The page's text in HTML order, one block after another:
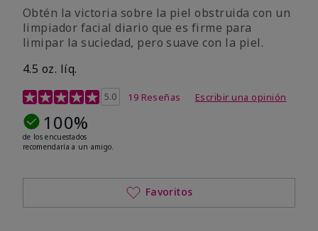
Obtén la victoria sobre la piel obstruida con un
limpiador facial diario que es firme para
limipar la suciedad, pero suave con la piel.
4.5 oz. líq.
Calificación de clientes de 5 de 5
5.0 19 Reseñas Escribir una opinión
100%
de los encuestados
recomendaría a un amigo.
Favoritos